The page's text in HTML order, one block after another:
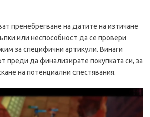
пренебрегване на датите на изтичане
или неспособност да се провери
за специфични артикули. Винаги
преди да финализирате покупката си, за
на потенциални спестявания.